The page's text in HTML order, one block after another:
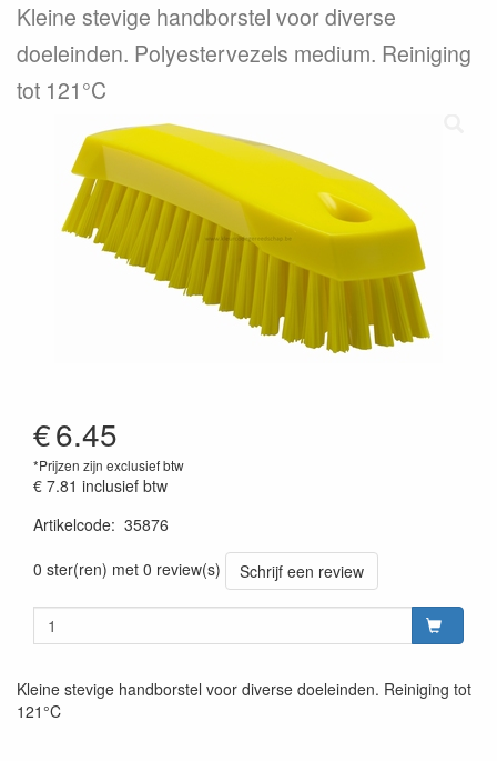
Kleine stevige handborstel voor diverse
doeleinden. Polyestervezels medium. Reiniging
tot 121°C
€6.45
*Prijzen zijn exclusief btw
€ 7.81 inclusief btw
Artikelcode: 35876
0 ster(ren) met 0 review(s)
Schrijf een review
Kleine stevige handborstel voor diverse doeleinden. Reiniging tot
121°C